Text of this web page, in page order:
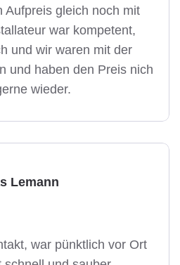
Aufpreis gleich noch mit
war kompetent,
und wir waren mit der
und haben den Preis nich
wieder.
Lemann
war pünktlich vor Ort